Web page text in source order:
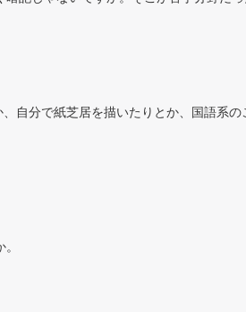
自分で紙芝居を描いたりとか、国語系